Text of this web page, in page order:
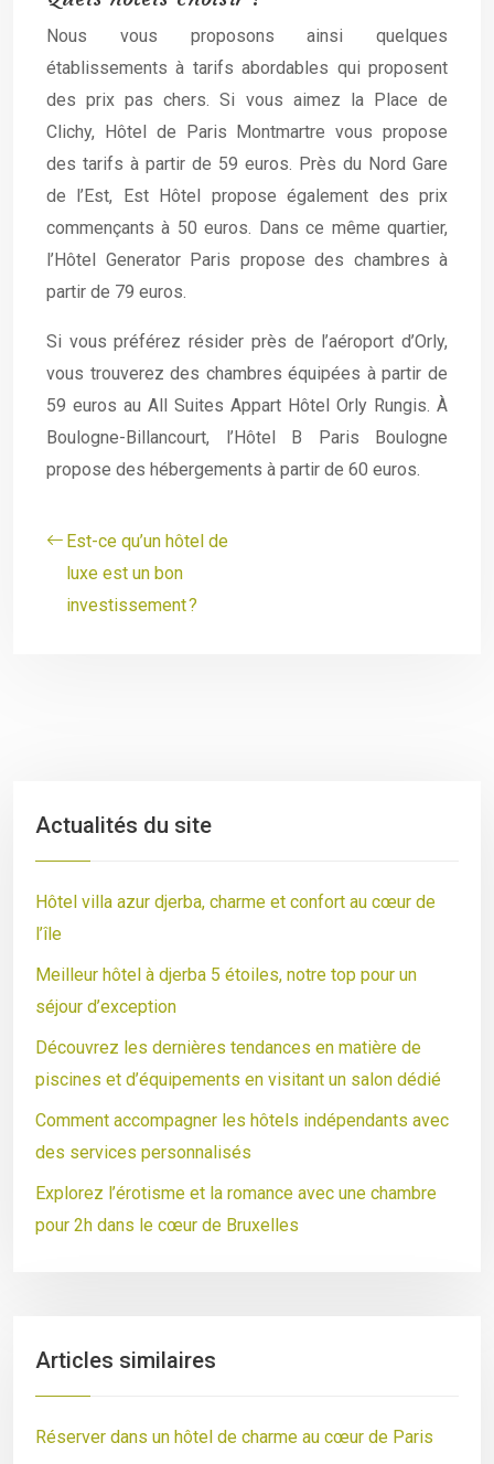
Nous vous proposons ainsi quelques
établissements à tarifs abordables qui proposent
des prix pas chers. Si vous aimez la Place de
Clichy, Hôtel de Paris Montmartre vous propose
des tarifs à partir de 59 euros. Près du Nord Gare
de l’Est, Est Hôtel propose également des prix
commençants à 50 euros. Dans ce même quartier,
l’Hôtel Generator Paris propose des chambres à
partir de 79 euros.
Si vous préférez résider près de l’aéroport d’Orly,
vous trouverez des chambres équipées à partir de
59 euros au All Suites Appart Hôtel Orly Rungis. À
Boulogne-Billancourt, l’Hôtel B Paris Boulogne
propose des hébergements à partir de 60 euros.
Est-ce qu’un hôtel de
luxe est un bon
investissement ?
Actualités du site
Hôtel villa azur djerba, charme et confort au cœur de
l’île
Meilleur hôtel à djerba 5 étoiles, notre top pour un
séjour d’exception
Découvrez les dernières tendances en matière de
piscines et d’équipements en visitant un salon dédié
Comment accompagner les hôtels indépendants avec
des services personnalisés
Explorez l’érotisme et la romance avec une chambre
pour 2h dans le cœur de Bruxelles
Articles similaires
Réserver dans un hôtel de charme au cœur de Paris